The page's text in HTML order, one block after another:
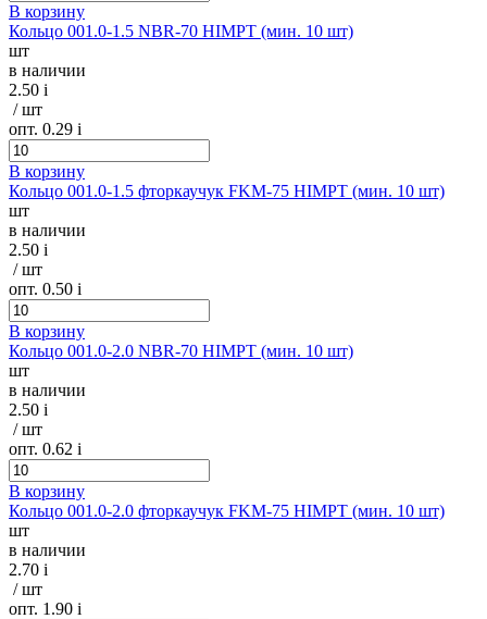
В корзину
Кольцо 001.0-1.5 NBR-70 HIMPT (мин. 10 шт)
шт
в наличии
2.50 i
/ шт
опт. 0.29 i
В корзину
Кольцо 001.0-1.5 фторкаучук FKM-75 HIMPT (мин. 10 шт)
шт
в наличии
2.50 i
/ шт
опт. 0.50 i
В корзину
Кольцо 001.0-2.0 NBR-70 HIMPT (мин. 10 шт)
шт
в наличии
2.50 i
/ шт
опт. 0.62 i
В корзину
Кольцо 001.0-2.0 фторкаучук FKM-75 HIMPT (мин. 10 шт)
шт
в наличии
2.70 i
/ шт
опт. 1.90 i